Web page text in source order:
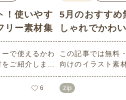
！使いやす
リー素材集
で使えるかわ
ご紹介しま
ート、飾り文
材など多種多
校や会社、老
6
5月のおすす
しゃれでかわ
この記事では無料
向けのイラスト素
す。商用フリーの
ラスト素材が多数
節句）や母の日な
zip